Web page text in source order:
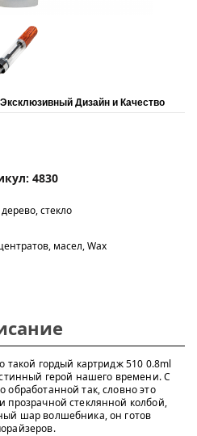
Дизайн и Качество
4830
стекло
масел, Wax
такой гордый картридж 510 0.8ml
герой нашего времени. С
обработанной так, словно это
прозрачной стеклянной колбой,
шар волшебника, он готов